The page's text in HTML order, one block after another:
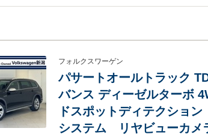
フォルクスワーゲン
パサートオールトラック
バンス ディーゼルターボ
ドスポットディテクショ
システム リヤビューカ